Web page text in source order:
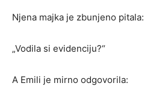
Njena majka je zbunjeno pitala:
„Vodila si evidenciju?“
A Emili je mirno odgovorila: